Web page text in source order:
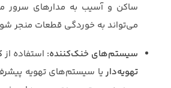
ساکن و آسیب به مدارهای سرور
می‌تواند به خوردگی قطعات منجر
سیستم‌های خنک‌کننده: استفاده از
تهویه‌دار یا سیستم‌های تهویه